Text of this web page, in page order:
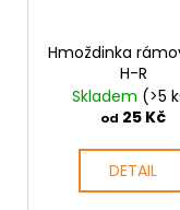
Hmoždinka
H-R
Skladem (>5
od 25 Kč
DETAIL